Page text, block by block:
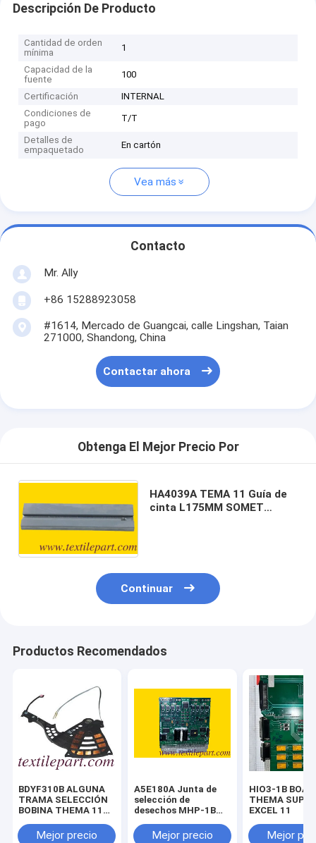
Descripción De Producto
Cantidad de orden
mínima
1
Capacidad de la
fuente
100
Certificación
INTERNAL
Condiciones de
pago
T/T
Detalles de
empaquetado
En cartón
Vea más
Contacto
Mr. Ally
+86 15288923058
#1614, Mercado de Guangcai, calle Lingshan, Taian
271000, Shandong, China
Contactar ahora
Obtenga El Mejor Precio Por
HA4039A TEMA 11 Guía de
cinta L175MM SOMET
Continuar
Productos Recomendados
BDYF310B ALGUNA
TRAMA SELECCIÓN
BOBINA THEMA 11E
Mejor precio
A5E180A Junta de
selección de
desechos MHP-1B
THEMA11E
Mejor precio
HIO3-1B BOARD
THEMA
EXCEL 11
Mejor